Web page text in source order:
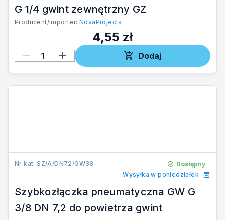
G 1/4 gwint zewnętrzny GZ
Producent/Importer:NovaProjects
4,55 zł
Dodaj
Nr kat: SZ/A/DN72/GW38
Dostępny
Wysyłka w poniedziałek
Szybkozłączka pneumatyczna GW G
3/8 DN 7,2 do powietrza gwint